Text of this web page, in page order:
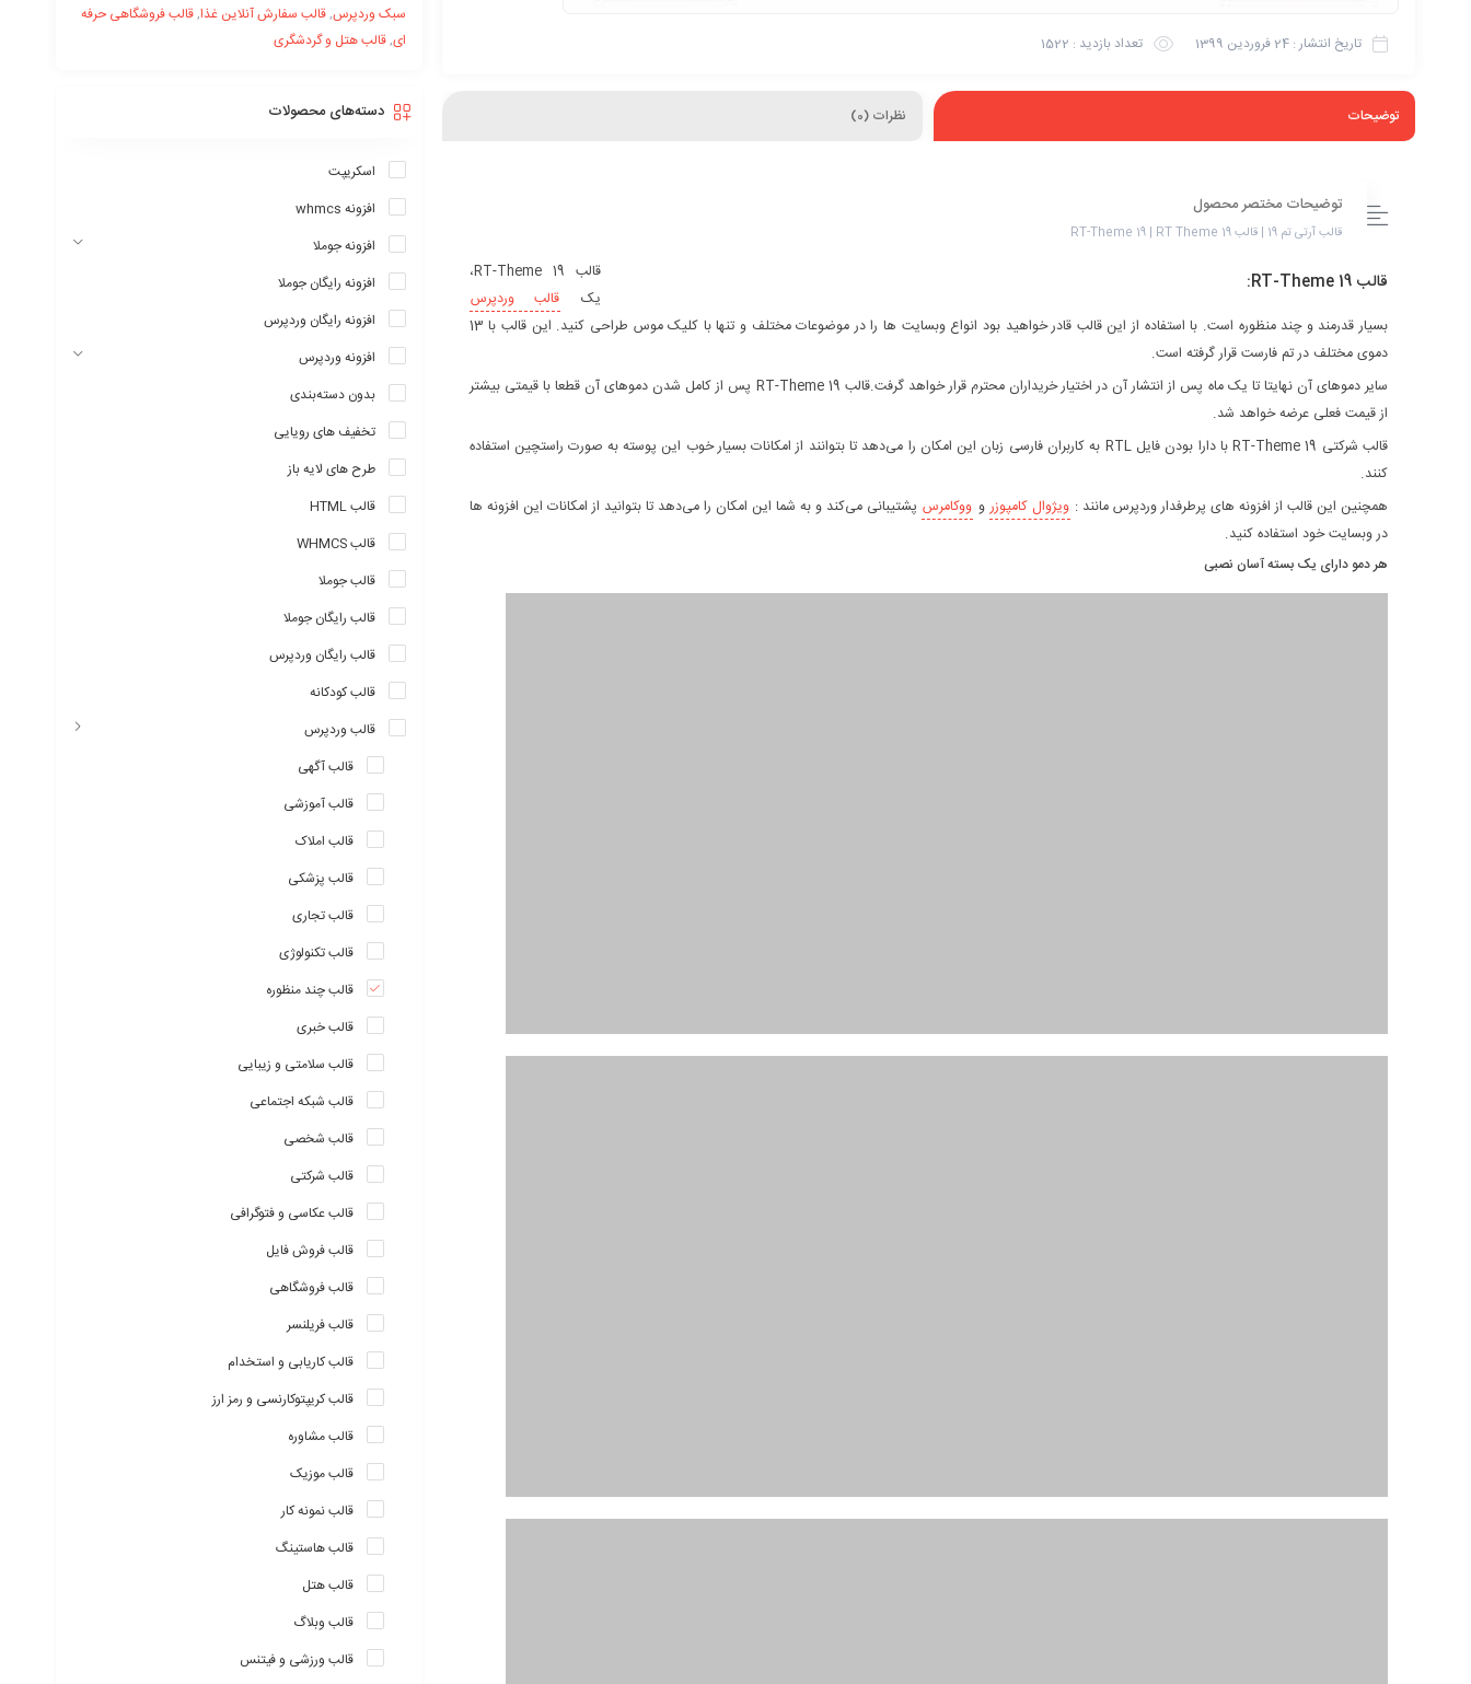
تاریخ انتشار : 24 فروردین 1399 تعداد بازدید : 1522
توضیحات نظرات (0)
توضیحات مختصر محصول
قالب آرتی تم 19 | قالب RT-Theme 19 | RT Theme 19
قالب RT-Theme 19:
قالب RT-Theme 19،
یک قالب وردپرس
بسیار قدرمند و چند منظوره است. با استفاده از این قالب قادر خواهید بود انواع وبسایت ها را در موضوعات مختلف و تنها با کلیک موس طراحی کنید. این قالب با 13
دموی مختلف در تم فارست قرار گرفته است.
سایر دموهای آن نهایتا تا یک ماه پس از انتشار آن در اختیار خریداران محترم قرار خواهد گرفت.قالب RT-Theme 19 پس از کامل شدن دموهای آن قطعا با قیمتی بیشتر
از قیمت فعلی عرضه خواهد شد.
قالب شرکتی RT-Theme 19 با دارا بودن فایل RTL به کاربران فارسی زبان این امکان را می‌دهد تا بتوانند از امکانات بسیار خوب این پوسته به صورت راستچین استفاده
کنند.
همچنین این قالب از افزونه های پرطرفدار وردپرس مانند : ویژوال کامپوزر و ووکامرس پشتیبانی می‌کند و به شما این امکان را می‌دهد تا بتوانید از امکانات این افزونه ها
در وبسایت خود استفاده کنید.
هر دمو دارای یک بسته آسان نصبی
سبک وردپرس,قالب سفارش آنلاین غذا,قالب فروشگاهی حرفه
ای,قالب هتل و گردشگری
دسته‌های محصولات
اسکریپت
افزونه whmcs
افزونه جوملا
افزونه رایگان جوملا
افزونه رایگان وردپرس
افزونه وردپرس
بدون دسته‌بندی
تخفیف های رویایی
طرح های لایه باز
قالب HTML
قالب WHMCS
قالب جوملا
قالب رایگان جوملا
قالب رایگان وردپرس
قالب کودکانه
قالب وردپرس
قالب آگهی
قالب آموزشی
قالب املاک
قالب پزشکی
قالب تجاری
قالب تکنولوژی
قالب چند منظوره
قالب خبری
قالب سلامتی و زیبایی
قالب شبکه اجتماعی
قالب شخصی
قالب شرکتی
قالب عکاسی و فتوگرافی
قالب فروش فایل
قالب فروشگاهی
قالب فریلنسر
قالب کاریابی و استخدام
قالب کریپتوکارنسی و رمز ارز
قالب مشاوره
قالب موزیک
قالب نمونه کار
قالب هاستینگ
قالب هتل
قالب وبلاگ
قالب ورزشی و فیتنس